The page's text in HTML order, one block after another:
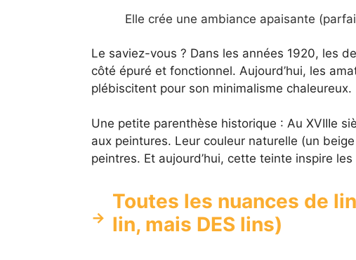
Elle crée une ambiance apaisante
Le saviez-vous ? Dans les années 1920, les
côté épuré et fonctionnel. Aujourd’hui, les
plébiscitent pour son minimalisme chaleureux.
Une petite parenthèse historique : Au XVIIIe
aux peintures. Leur couleur naturelle (un
peintres. Et aujourd’hui, cette teinte inspire
Toutes les nuances de
lin, mais DES lins)